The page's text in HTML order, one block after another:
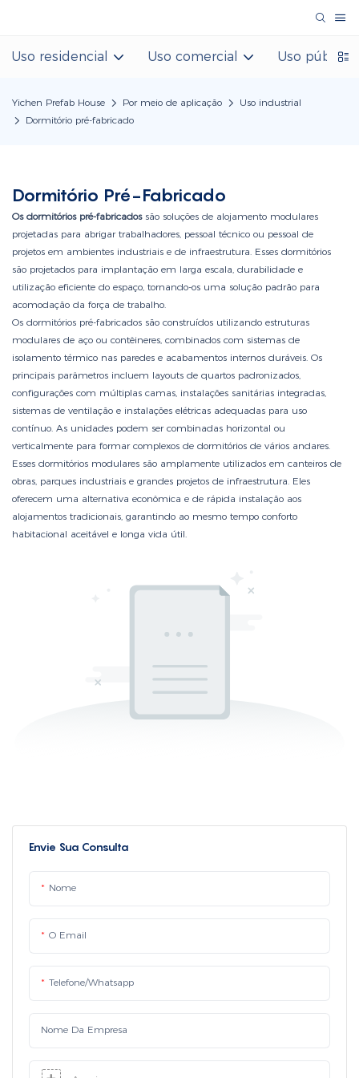
Uso residencial Uso comercial Uso público
Yichen Prefab House Por meio de aplicação
Uso industrial
Dormitório pré-fabricado
Dormitório Pré-Fabricado
Os dormitórios pré-fabricadossão soluções de alojamento modulares
projetadas para abrigar trabalhadores, pessoal técnico ou pessoal de
projetos em ambientes industriais e de infraestrutura. Esses dormitórios
são projetados para implantação em larga escala, durabilidade e
utilização eficiente do espaço, tornando-os uma solução padrão para
acomodação da força de trabalho.
Os dormitórios pré-fabricados são construídos utilizando estruturas
modulares de aço ou contêineres, combinados com sistemas de
isolamento térmico nas paredes e acabamentos internos duráveis. Os
principais parâmetros incluem layouts de quartos padronizados,
configurações com múltiplas camas, instalações sanitárias integradas,
sistemas de ventilação e instalações elétricas adequadas para uso
contínuo. As unidades podem ser combinadas horizontal ou
verticalmente para formar complexos de dormitórios de vários andares.
Esses dormitórios modulares são amplamente utilizados em canteiros de
obras, parques industriais e grandes projetos de infraestrutura. Eles
oferecem uma alternativa econômica e de rápida instalação aos
alojamentos tradicionais, garantindo ao mesmo tempo conforto
habitacional aceitável e longa vida útil.
Envie Sua Consulta
Nome
O Email
Telefone/whatsapp
Nome Da Empresa